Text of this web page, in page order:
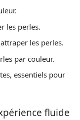
les perles.
les perles.
par couleur.
essentiels pour
fluide